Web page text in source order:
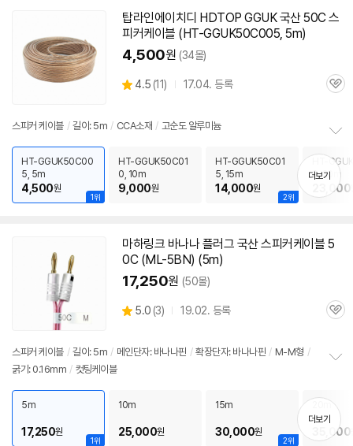
탑라인에이치디 HDTOP GGUK 국산50C스
피커케이블 (HT-GGUK50C005, 5m)
4,500원 (34몰)
별
4.5 (상
11) 17.04. 등록
관
스피커 케이블 / 길이: 5m / CCA소재 / 고순도 알루미늄
보
펼
치
1위
HT-GGUK50C00
5, 5m
4,500원
HT-GGUK50C01
0, 10m
9,000원
2위
HT-GGUK50C01
5, 15m
14,000원
HT-
0, 20m
23,000
더보기
마하링크 바나나 플러그 국산스피커케이블 5
0C(ML-5BN) (5m)
17,250원 (50몰)
별
5.0 (상
리
3) 19.02. 등록
관
스피커 케이블 / 길이: 5m / 메인단자: 바나나핀 / 확장단자: 바나나핀 / M-M형 /
굵기: 0.16mm / 컷팅케이블
치
기
1위
5m
17,250원
10m
25,000원
2위
15m
30,000원 35,000
더보기